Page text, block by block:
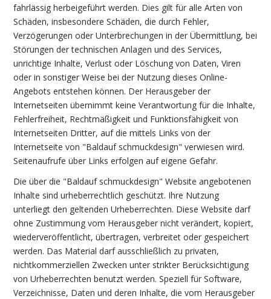
fahrlässig herbeigeführt werden. Dies gilt für alle Arten von
Schäden, insbesondere Schäden, die durch Fehler,
Verzögerungen oder Unterbrechungen in der Übermittlung, bei
Störungen der technischen Anlagen und des Services,
unrichtige Inhalte, Verlust oder Löschung von Daten, Viren
oder in sonstiger Weise bei der Nutzung dieses Online-
Angebots entstehen können. Der Herausgeber der
Internetseiten übernimmt keine Verantwortung für die Inhalte,
Fehlerfreiheit, Rechtmäßigkeit und Funktionsfähigkeit von
Internetseiten Dritter, auf die mittels Links von der
Internetseite von "Baldauf schmuckdesign" verwiesen wird.
Seitenaufrufe über Links erfolgen auf eigene Gefahr.
Die über die "Baldauf schmuckdesign" Website angebotenen
Inhalte sind urheberrechtlich geschützt. Ihre Nutzung
unterliegt den geltenden Urheberrechten. Diese Website darf
ohne Zustimmung vom Herausgeber nicht verändert, kopiert,
wiederveröffentlicht, übertragen, verbreitet oder gespeichert
werden. Das Material darf ausschließlich zu privaten,
nichtkommerziellen Zwecken unter strikter Berücksichtigung
von Urheberrechten benutzt werden. Speziell für Software,
Verzeichnisse, Daten und deren Inhalte, die vom Herausgeber